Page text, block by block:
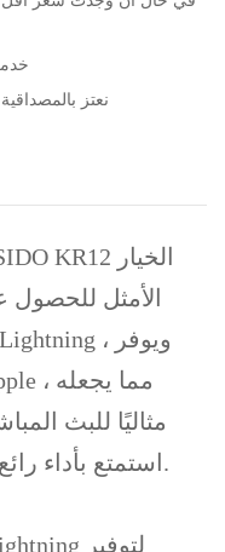
نعتز بالمصداقية مع مرور 15
الأمثل
مثاليًا للبث
استمتع بأداء رائع وصوت واضح مع كل استخدام.